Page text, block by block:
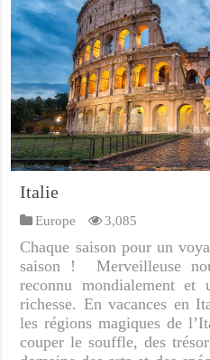
Italie
Europe 3,085
Chaque saison pour un
saison ! Merveilleuse
reconnu mondialement et
richesse. En vacances en
les régions magiques de
couper le souffle, des